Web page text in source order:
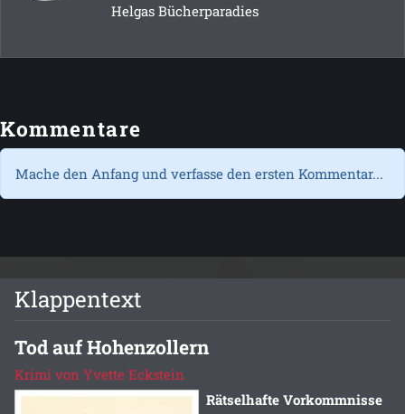
Helgas Bücherparadies
Kommentare
Mache den Anfang und verfasse den ersten Kommentar...
Klappentext
Tod auf Hohenzollern
Krimi von Yvette Eckstein
Rätselhafte Vorkommnisse